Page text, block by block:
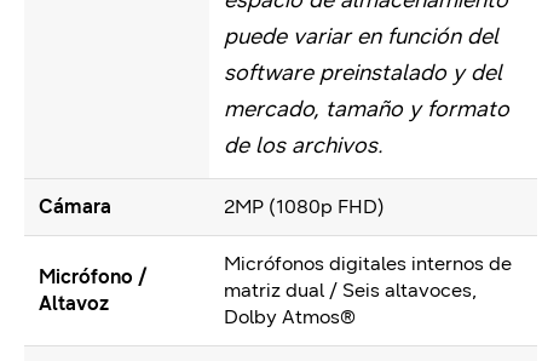
puede variar en función del
software preinstalado y del
mercado, tamaño y formato
de los archivos.
Cámara 2MP (1080p FHD)
Micrófono /
Altavoz
Micrófonos digitales internos de
matriz dual / Seis altavoces,
Dolby Atmos®